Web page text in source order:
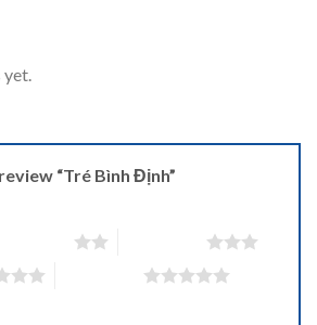
yet.
“Tré Bình Định”